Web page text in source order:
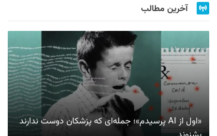
آخرین مطالب
«اول از AI پرسیدم»؛ جمله‌ای که پزشکان دوست ندارند